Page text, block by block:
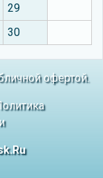
29
30
офертой.